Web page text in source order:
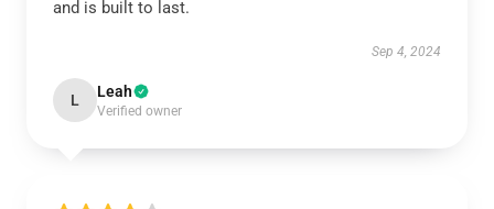
and is built to last.
Sep 4, 2024
L Leah
Verified owner